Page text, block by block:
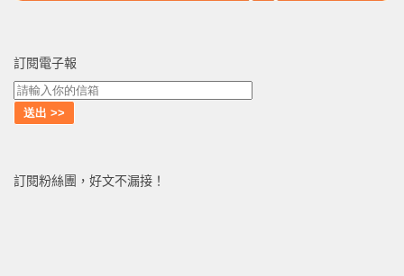
訂閱電子報
訂閱粉絲團，好文不漏接！